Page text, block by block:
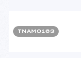
TNAM0163